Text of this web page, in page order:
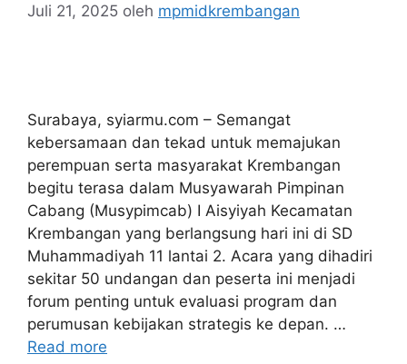
Juli 21, 2025 oleh mpmidkrembangan
Surabaya, syiarmu.com – Semangat
kebersamaan dan tekad untuk memajukan
perempuan serta masyarakat Krembangan
begitu terasa dalam Musyawarah Pimpinan
Cabang (Musypimcab) I Aisyiyah Kecamatan
Krembangan yang berlangsung hari ini di SD
Muhammadiyah 11 lantai 2. Acara yang dihadiri
sekitar 50 undangan dan peserta ini menjadi
forum penting untuk evaluasi program dan
perumusan kebijakan strategis ke depan. …
Read more